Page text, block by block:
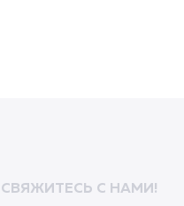
СВЯЖИТЕСЬ С НАМИ!